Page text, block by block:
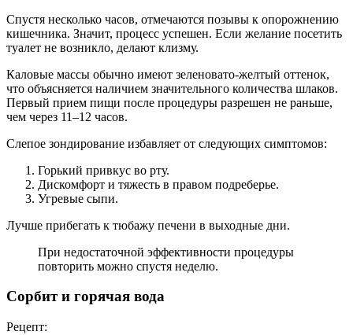
Спустя несколько часов, отмечаются позывы к опорожнению
кишечника. Значит, процесс успешен. Если желание посетить
туалет не возникло, делают клизму.
Каловые массы обычно имеют зеленовато-желтый оттенок,
что объясняется наличием значительного количества шлаков.
Первый прием пищи после процедуры разрешен не раньше,
чем через 11–12 часов.
Слепое зондирование избавляет от следующих симптомов:
Горький привкус во рту.
Дискомфорт и тяжесть в правом подреберье.
Угревые сыпи.
Лучше прибегать к тюбажу печени в выходные дни.
При недостаточной эффективности процедуры
повторить можно спустя неделю.
Сорбит и горячая вода
Рецепт: